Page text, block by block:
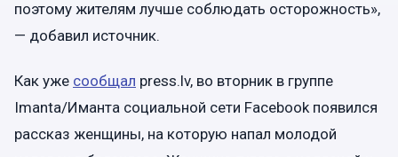
поэтому жителям лучше соблюдать осторожность»,
— добавил источник.
Как уже сообщал press.lv, во вторник в группе
Imanta/Иманта социальной сети Facebook появился
рассказ женщины, на которую напал молодой